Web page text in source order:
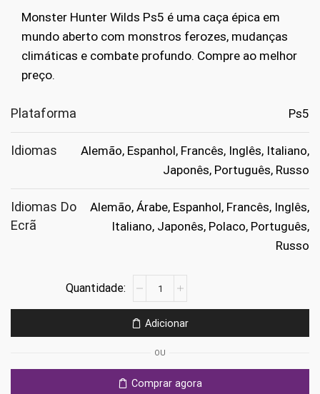
original
era:
€39.99.
atual
é:
€19.99.
Monster Hunter Wilds Ps5 é uma caça épica em
mundo aberto com monstros ferozes, mudanças
climáticas e combate profundo. Compre ao melhor
preço.
Plataforma Ps5
Idiomas
Alemão, Espanhol, Francês, Inglês, Italiano,
Japonês, Português, Russo
Idiomas Do
Ecrã
Alemão, Árabe, Espanhol, Francês, Inglês,
Italiano, Japonês, Polaco, Português,
Russo
Monster
Hunter
Adicionar
OU
Comprar agora